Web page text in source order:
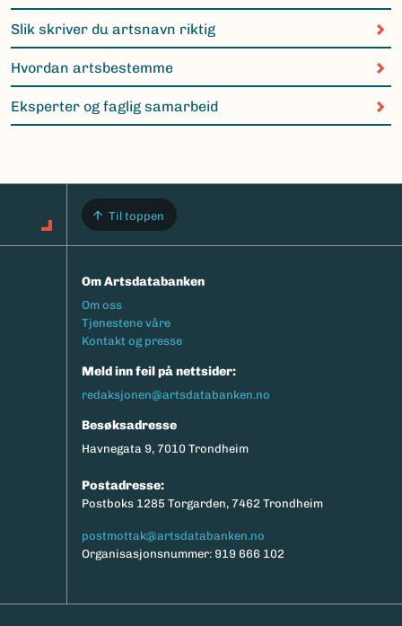
Slik skriver du artsnavn riktig
Hvordan artsbestemme
Eksperter og faglig samarbeid
Til toppen
Om Artsdatabanken
Footermeny
Om oss
Tjenestene våre
Kontakt og presse
Meld inn feil på nettsider:
redaksjonen@artsdatabanken.no
Besøksadresse
Havnegata 9, 7010 Trondheim
Postadresse:
Postboks 1285 Torgarden, 7462 Trondheim
postmottak@artsdatabanken.no
Organisasjonsnummer: 919 666 102